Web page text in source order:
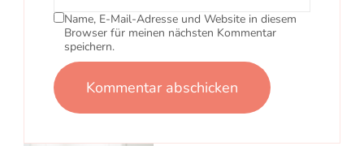
Name, E-Mail-Adresse und Website in diesem
Browser für meinen nächsten Kommentar
speichern.